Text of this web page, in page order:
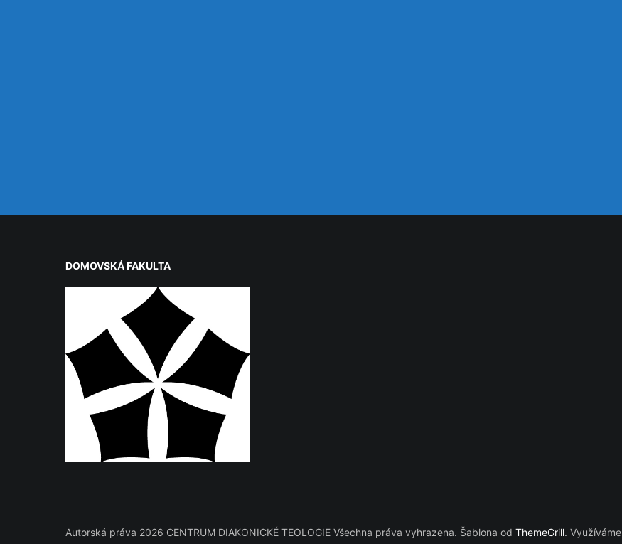
DOMOVSKÁ FAKULTA
Autorská práva 2026 CENTRUM DIAKONICKÉ TEOLOGIE Všechna práva vyhrazena. Šablona od ThemeGrill. Využíváme